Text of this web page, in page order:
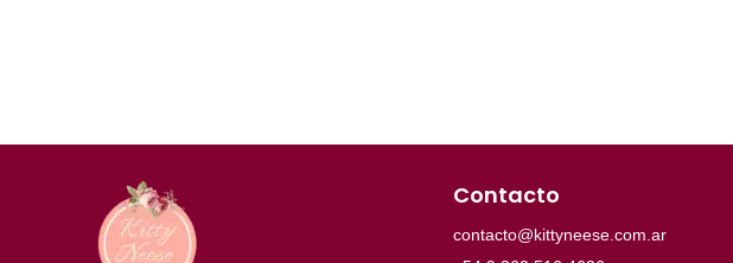
Contacto
contacto@kittyneese.com.ar